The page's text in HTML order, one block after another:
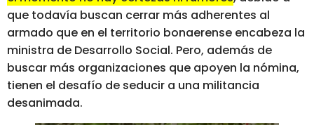
que todavía buscan cerrar más adherentes al
armado que en el territorio bonaerense encabeza la
ministra de Desarrollo Social. Pero, además de
buscar más organizaciones que apoyen la nómina,
tienen el desafío de seducir a una militancia
desanimada.